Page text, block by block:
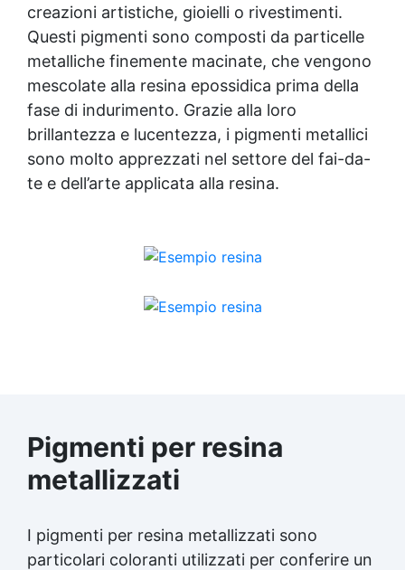
creazioni artistiche, gioielli o rivestimenti.
Questi pigmenti sono composti da particelle
metalliche finemente macinate, che vengono
mescolate alla resina epossidica prima della
fase di indurimento. Grazie alla loro
brillantezza e lucentezza, i pigmenti metallici
sono molto apprezzati nel settore del fai-da-
te e dell’arte applicata alla resina.
Pigmenti per resina
metallizzati
I pigmenti per resina metallizzati sono
particolari coloranti utilizzati per conferire un